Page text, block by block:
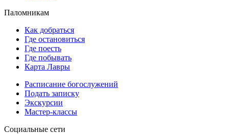
Паломникам
Как добраться
Где остановиться
Где поесть
Где побывать
Карта Лавры
Расписание богослужений
Подать записку
Экскурсии
Мастер-классы
Социальные сети